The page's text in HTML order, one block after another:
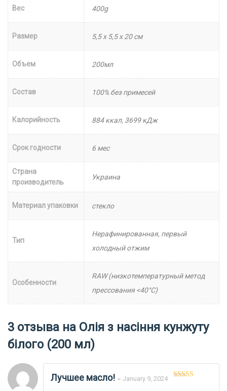
Вес 400g
Размер 5,5 х 5,5 х 20 см
Объем 200мл
Состав 100% без примесей
Калорийность 884 ккал, 3699 кДж
Срок годности 6 мес
Страна
производитель
Украина
Материал упаковки стекло
Тип
Нерафинированная, первый
холодный отжим
Особенности
RAW (низкотемпературный метод
прессования <40°C)
3 отзыва на Олія з насіння кунжуту
білого (200 мл)
Лучшее масло! – January 9, 2024